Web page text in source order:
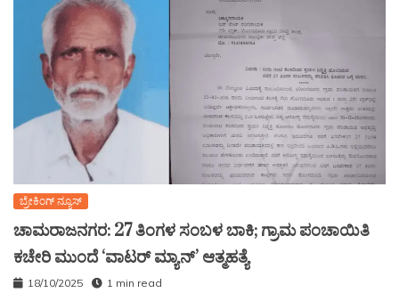
ಬ್ರೇಕಿಂಗ್ ನ್ಯೂಸ್
ಚಾಮರಾಜನಗರ: 27 ತಿಂಗಳ ಸಂಬಳ ಬಾಕಿ; ಗ್ರಾಮ ಪಂಚಾಯಿತಿ
ಕಚೇರಿ ಮುಂದೆ ‘ವಾಟರ್ ಮ್ಯಾನ್’ ಆತ್ಮಹತ್ಯೆ
18/10/2025 1 min read